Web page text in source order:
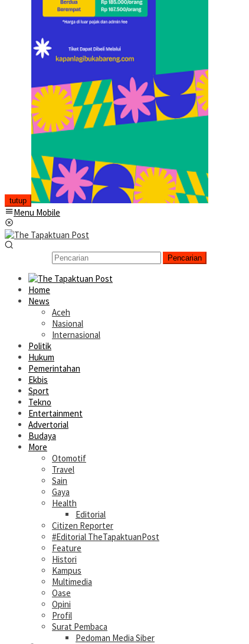
tutup
Menu Mobile
Pencarian
Home
News
Aceh
Nasional
Internasional
Politik
Hukum
Pemerintahan
Ekbis
Sport
Tekno
Entertainment
Advertorial
Budaya
More
Otomotif
Travel
Sain
Gaya
Health
Editorial
Citizen Reporter
#Editorial TheTapaktuanPost
Feature
Histori
Kampus
Multimedia
Oase
Opini
Profil
Surat Pembaca
Pedoman Media Siber